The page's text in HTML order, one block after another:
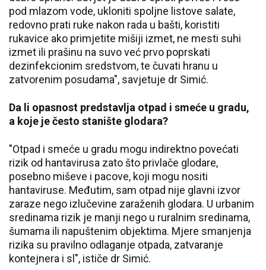
pod mlazom vode, ukloniti spoljne listove salate,
redovno prati ruke nakon rada u bašti, koristiti
rukavice ako primjetite mišiji izmet, ne mesti suhi
izmet ili prašinu na suvo već prvo poprskati
dezinfekcionim sredstvom, te čuvati hranu u
zatvorenim posudama", savjetuje dr Simić.
Da li opasnost predstavlja otpad i smeće u gradu,
a koje je često stanište glodara?
"Otpad i smeće u gradu mogu indirektno povećati
rizik od hantavirusa zato što privlače glodare,
posebno miševe i pacove, koji mogu nositi
hantaviruse. Međutim, sam otpad nije glavni izvor
zaraze nego izlučevine zaraženih glodara. U urbanim
sredinama rizik je manji nego u ruralnim sredinama,
šumama ili napuštenim objektima. Mjere smanjenja
rizika su pravilno odlaganje otpada, zatvaranje
kontejnera i sl", ističe dr Simić.